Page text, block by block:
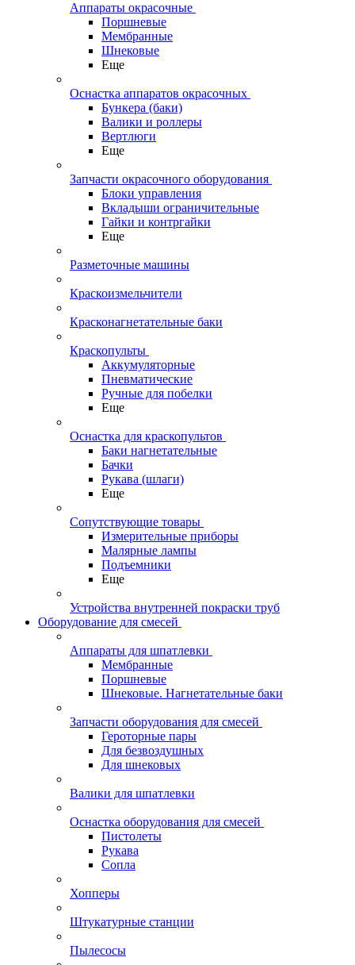
Аппараты окрасочные
Поршневые
Мембранные
Шнековые
Еще
Оснастка аппаратов окрасочных
Бункера (баки)
Валики и роллеры
Вертлюги
Еще
Запчасти окрасочного оборудования
Блоки управления
Вкладыши ограничительные
Гайки и контргайки
Еще
Разметочные машины
Краскоизмельчители
Красконагнетательные баки
Краскопульты
Аккумуляторные
Пневматические
Ручные для побелки
Еще
Оснастка для краскопультов
Баки нагнетательные
Бачки
Рукава (шлаги)
Еще
Сопутствующие товары
Измерительные приборы
Малярные лампы
Подъемники
Еще
Устройства внутренней покраски труб
Оборудование для смесей
Аппараты для шпатлевки
Мембранные
Поршневые
Шнековые. Нагнетательные баки
Запчасти оборудования для смесей
Героторные пары
Для безвоздушных
Для шнековых
Валики для шпатлевки
Оснастка оборудования для смесей
Пистолеты
Рукава
Сопла
Хопперы
Штукатурные станции
Пылесосы